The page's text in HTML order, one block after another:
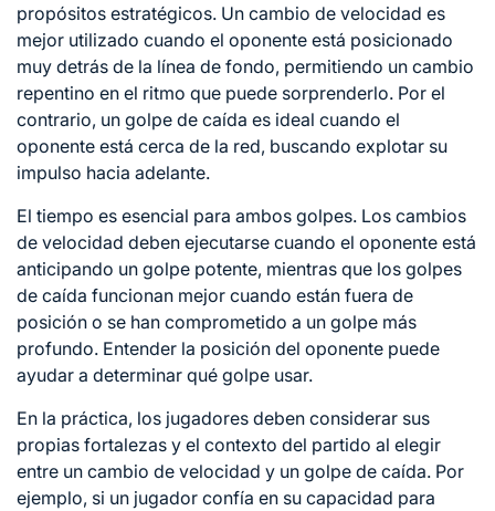
propósitos estratégicos. Un cambio de velocidad es
mejor utilizado cuando el oponente está posicionado
muy detrás de la línea de fondo, permitiendo un cambio
repentino en el ritmo que puede sorprenderlo. Por el
contrario, un golpe de caída es ideal cuando el
oponente está cerca de la red, buscando explotar su
impulso hacia adelante.
El tiempo es esencial para ambos golpes. Los cambios
de velocidad deben ejecutarse cuando el oponente está
anticipando un golpe potente, mientras que los golpes
de caída funcionan mejor cuando están fuera de
posición o se han comprometido a un golpe más
profundo. Entender la posición del oponente puede
ayudar a determinar qué golpe usar.
En la práctica, los jugadores deben considerar sus
propias fortalezas y el contexto del partido al elegir
entre un cambio de velocidad y un golpe de caída. Por
ejemplo, si un jugador confía en su capacidad para